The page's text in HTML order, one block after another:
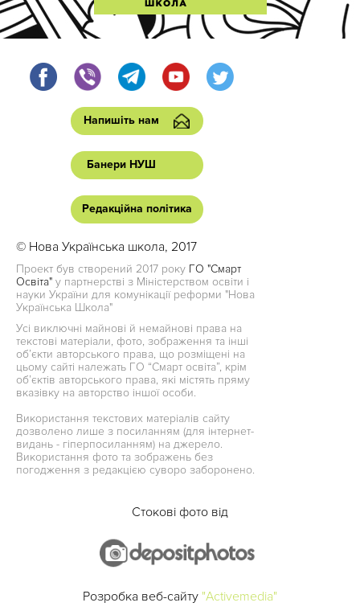
Напишіть нам
Банери НУШ
Редакційна політика
© Нова Українська школа, 2017
Проект був створений 2017 року ГО "Смарт
Освіта" у партнерстві з Міністерством освіти і
науки України для комунікації реформи "Нова
Українська Школа"
Усі виключні майнові й немайнові права на
текстові матеріали, фото, зображення та інші
об’єкти авторського права, що розміщені на
цьому сайті належать ГО “Смарт освіта”, крім
об’єктів авторського права, які містять пряму
вказівку на авторство іншої особи.
Використання текстових матеріалів сайту
дозволено лише з посиланням (для інтернет-
видань - гіперпосиланням) на джерело.
Використання фото та зображень без
погодження з редакцією суворо заборонено.
Стокові фото від
Розробка веб-сайту "Activemedia"